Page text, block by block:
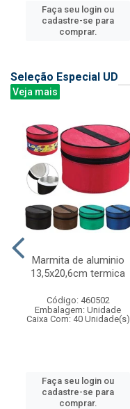
Faça seu login ou
cadastre-se para
comprar.
Seleção Especial UD
Veja mais
Marmita de aluminio
13,5x20,6cm termica
Código: 460502
Embalagem: Unidade
Caixa Com: 40 Unidade(s)
Faça seu login ou
cadastre-se para
comprar.